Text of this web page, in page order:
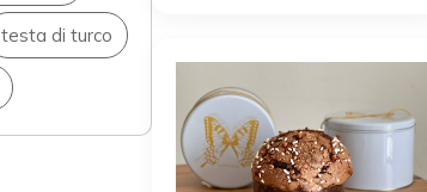
testa di turco